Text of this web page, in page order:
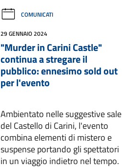
COMUNICATI
29 GENNAIO 2024
"Murder in Carini Castle"
continua a stregare il
pubblico: ennesimo sold out
per l'evento
Ambientato nelle suggestive sale
del Castello di Carini, l'evento
combina elementi di mistero e
suspense portando gli spettatori
in un viaggio indietro nel tempo.